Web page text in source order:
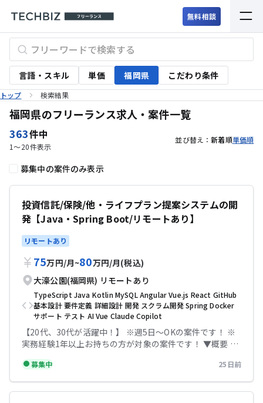
無料相談
言語・スキル 単価 福岡県 こだわり条件
トップ 検索結果
福岡県のフリーランス求人・案件一覧
363件中
1〜20件表示
並び替え：新着順単価順
募集中の案件のみ表示
投資信託/保険/他・ライフプラン提案システムの開
発【Java・Spring Boot/リモートあり】
リモートあり
75万円/月~80万円/月(税込)
大濠公園(福岡県) リモートあり
TypeScript Java KotlinMySQLAngularVue.js React GitHub
基本設計要件定義 詳細設計 開発 スクラム開発Spring Docker
サポート テスト AIVue ClaudeCopilot
【20代、30代が活躍中！】 ※週5日〜OKの案件です！ ※
実務経験1年以上お持ちの方が対象の案件です！ ▼概要 投
融機関の行員が、顧客との商談時に利用する「ライフプラ
ンシミュレーションシステム（Webアプリケーション）」
の新規開発案件です。 既存システムの1機能として提供し
募集中 25日前